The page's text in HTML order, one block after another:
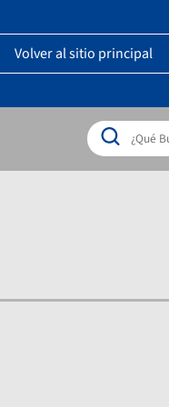
Volver al sitio principal